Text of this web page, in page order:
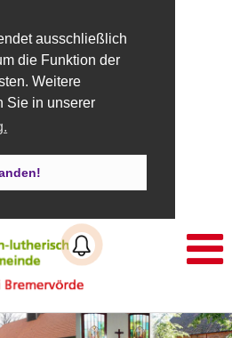
ausschließlich
die Funktion der
Weitere
Sie in unserer